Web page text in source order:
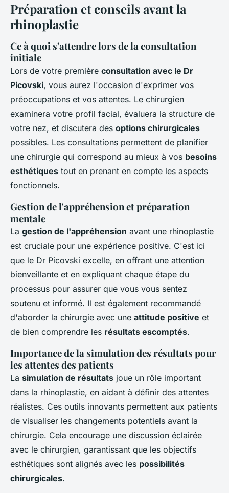
Préparation et conseils avant la
rhinoplastie
Ce à quoi s'attendre lors de la consultation
initiale
Lors de votre première consultation avec le Dr
Picovski, vous aurez l'occasion d'exprimer vos
préoccupations et vos attentes. Le chirurgien
examinera votre profil facial, évaluera la structure de
votre nez, et discutera des options chirurgicales
possibles. Les consultations permettent de planifier
une chirurgie qui correspond au mieux à vos besoins
esthétiques tout en prenant en compte les aspects
fonctionnels.
Gestion de l'appréhension et préparation
mentale
La gestion de l'appréhension avant une rhinoplastie
est cruciale pour une expérience positive. C'est ici
que le Dr Picovski excelle, en offrant une attention
bienveillante et en expliquant chaque étape du
processus pour assurer que vous vous sentez
soutenu et informé. Il est également recommandé
d'aborder la chirurgie avec une attitude positive et
de bien comprendre les résultats escomptés.
Importance de la simulation des résultats pour
les attentes des patients
La simulation de résultats joue un rôle important
dans la rhinoplastie, en aidant à définir des attentes
réalistes. Ces outils innovants permettent aux patients
de visualiser les changements potentiels avant la
chirurgie. Cela encourage une discussion éclairée
avec le chirurgien, garantissant que les objectifs
esthétiques sont alignés avec les possibilités
chirurgicales.